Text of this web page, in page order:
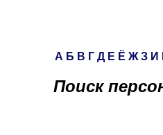
А Б В Г Д Е Ё Ж З И
Поиск